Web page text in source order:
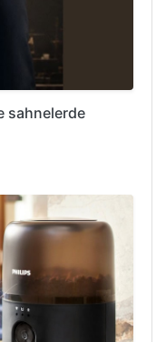
sahnelerde